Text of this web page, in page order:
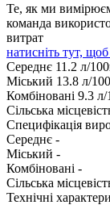
Те, як ми
команда
витрат
натисніть тут,
Середнє 11.2 л/
Міський 13.8 л/
Комбіновані 9.3 л/
Сільська
Специфікація
Середнє -
Міський -
Комбіновані -
Сільська
Технічні